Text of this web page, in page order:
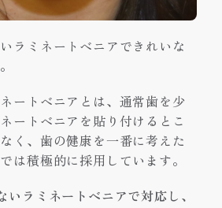
ラミネートベニアできれいな
ートベニアとは、通常歯を少
ートベニアを貼り付けるとこ
く、歯の健康を一番に考えた
は積極的に採用しています。
ラミネートベニアで対応し、